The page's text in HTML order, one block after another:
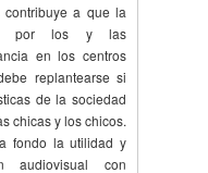
contribuye a que la
por los y las
en los centros
replantearse si
de la sociedad
chicas y los chicos.
fondo la utilidad y
audiovisual con